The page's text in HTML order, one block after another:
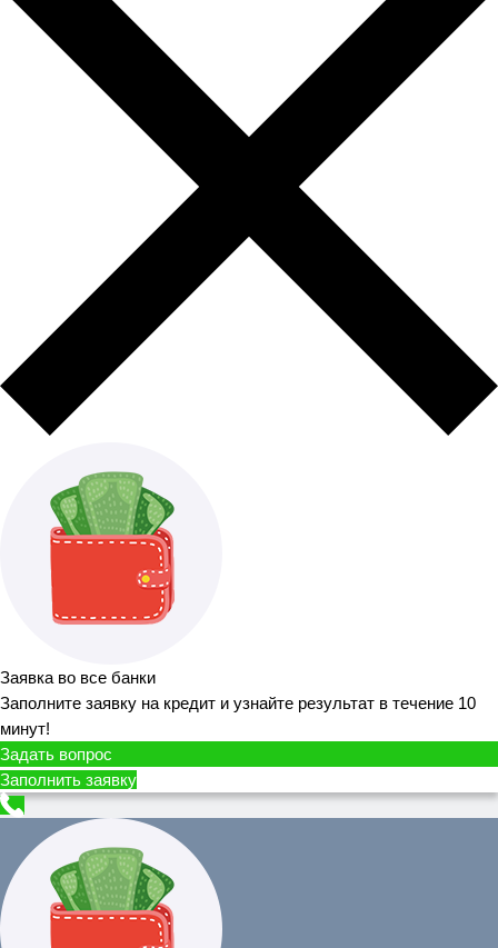
Заявка во все банки
Заполните заявку на кредит и узнайте результат в течение 10
минут!
Задать вопрос
Заполнить заявку